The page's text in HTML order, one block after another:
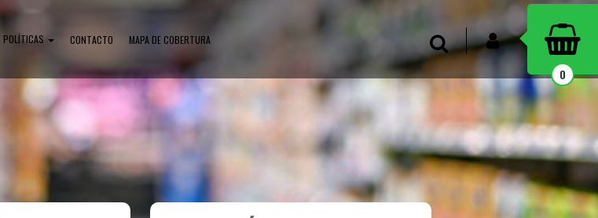
POLÍTICAS CONTACTO MAPA DE COBERTURA INICIAR SESIÓN
Buscar
0